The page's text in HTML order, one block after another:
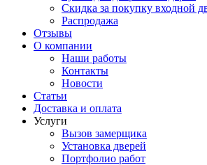
Скидка за покупку входной
Распродажа
Отзывы
О компании
Наши работы
Контакты
Новости
Статьи
Доставка и оплата
Услуги
Вызов замерщика
Установка дверей
Портфолио работ